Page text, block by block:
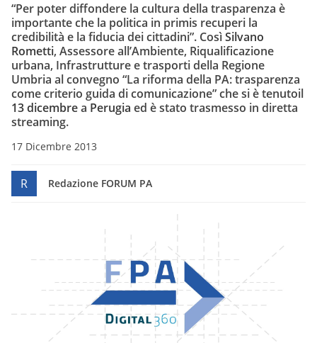
“Per poter diffondere la cultura della trasparenza è
importante che la politica in primis recuperi la
credibilità e la fiducia dei cittadini”. CosìSilvano
Rometti, Assessore all’Ambiente, Riqualificazione
urbana, Infrastrutture e trasporti della Regione
Umbria al convegno “La riforma della PA: trasparenza
come criterio guida di comunicazione” che si è tenutoil
13 dicembrea Perugia ed è stato trasmesso in diretta
streaming.
17 Dicembre 2013
R Redazione FORUM PA